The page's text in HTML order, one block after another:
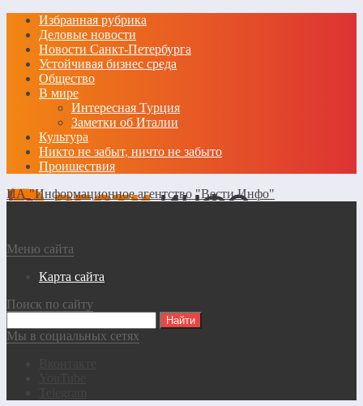
Избранная рубрика
Деловые новости
Новости Санкт-Петербурга
Устойчивая бизнес среда
Общество
В мире
Интересная Турция
Заметки об Италии
Культура
Никто не забыт, ничто не забыто
Проишествия
ИА "Информационное агентство "Вести Инфо"
Меню сайта
Карта сайта
Поиск по сайту
Мы в социальных сетях